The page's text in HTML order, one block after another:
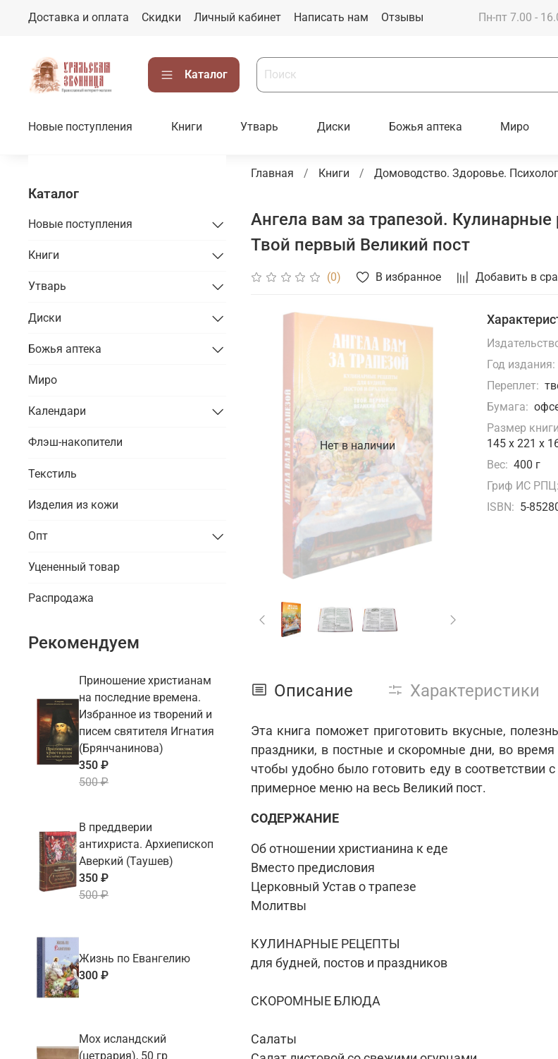
Доставка и оплата Скидки Личный кабинет Написать нам Отзывы Пн-пт 7.00 -
Каталог
Новые поступления Книги Утварь Диски Божья аптека Миро
Главная Книги Домоводство. Здоровье.
Ангела вам за трапезой.
Твой первый Великий пост
(0) В избранное Добавить в
Нет в наличии
Год издания:
Переплет:
Бумага:
Размер
145 х 221 х
Вес: 400 г
Гриф ИС РПЦ:
ISBN: 5-
Описание Характеристики
Эта книга поможет приготовить вкусные,
праздники, в постные и скоромные дни, во
чтобы удобно было готовить еду в
примерное меню на весь Великий пост.
СОДЕРЖАНИЕ
Об отношении христианина к еде
Вместо предисловия
Церковный Устав о трапезе
Молитвы
КУЛИНАРНЫЕ РЕЦЕПТЫ
для будней, постов и праздников
СКОРОМНЫЕ БЛЮДА
Салаты
Каталог
Новые поступления
Книги
Утварь
Диски
Божья аптека
Миро
Календари
Флэш-накопители
Текстиль
Изделия из кожи
Опт
Уцененный товар
Распродажа
Рекомендуем
Приношение христианам
на последние времена.
Избранное из творений и
писем святителя Игнатия
(Брянчанинова)
350 ₽
500 ₽
В преддверии
антихриста. Архиепископ
Аверкий (Таушев)
350 ₽
500 ₽
Жизнь по Евангелию
300 ₽
Мох исландский
(цетрария), 50 гр